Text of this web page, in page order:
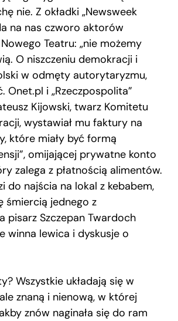
nie. Z okładki „Newsweek
na nas czworo aktorów
Teatru: „nie możemy
O niszczeniu demokracji i
w odmęty autorytaryzmu,
Onet.pl i „Rzeczpospolita”
Kijowski, twarz Komitetu
wystawiał mu faktury na
które miały być formą
omijającej prywatne konto
zalega z płatnością alimentów.
do najścia na lokal z kebabem,
śmiercią jednego z
pisarz Szczepan Twardoch
winna lewica i dyskusje o
Wszystkie układają się w
znaną i nienową, w której
znów naginała się do ram